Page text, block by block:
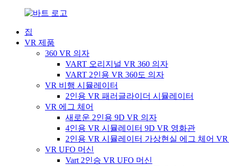
집
VR 제품
360 VR 의자
VART 오리지널 VR 360 의자
VART 2인용 VR 360도 의자
VR 비행 시뮬레이터
2인용 VR 패러글라이더 시뮬레이터
VR 에그 체어
새로운 2인용 9D VR 의자
4인용 VR 시뮬레이터 9D VR 영화관
2인용 VR 시뮬레이터 가상현실 에그 체어 VR
VR UFO 머신
Vart 2인승 VR UFO 머신